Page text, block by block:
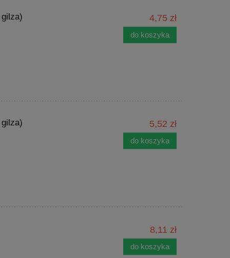
4,75 zł
do koszyka
5,52 zł
do koszyka
8,11 zł
do koszyka